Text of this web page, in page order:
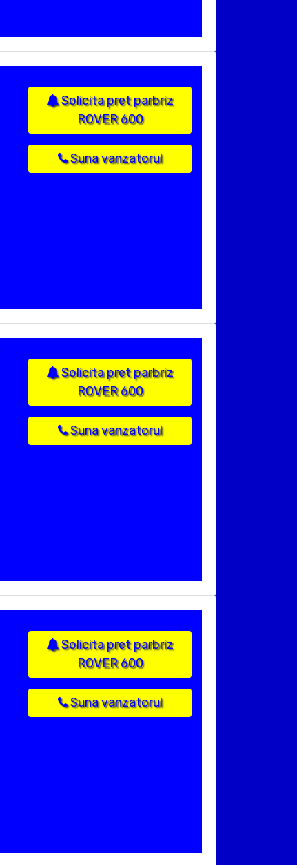
Solicita pret parbriz
ROVER 600
Suna vanzatorul
Solicita pret parbriz
ROVER 600
Suna vanzatorul
Solicita pret parbriz
ROVER 600
Suna vanzatorul